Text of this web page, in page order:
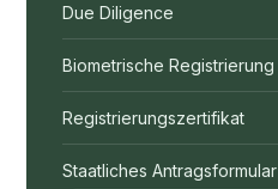
Due Diligence
Biometrische Registrierung
Registrierungszertifikat
Staatliches Antragsformular